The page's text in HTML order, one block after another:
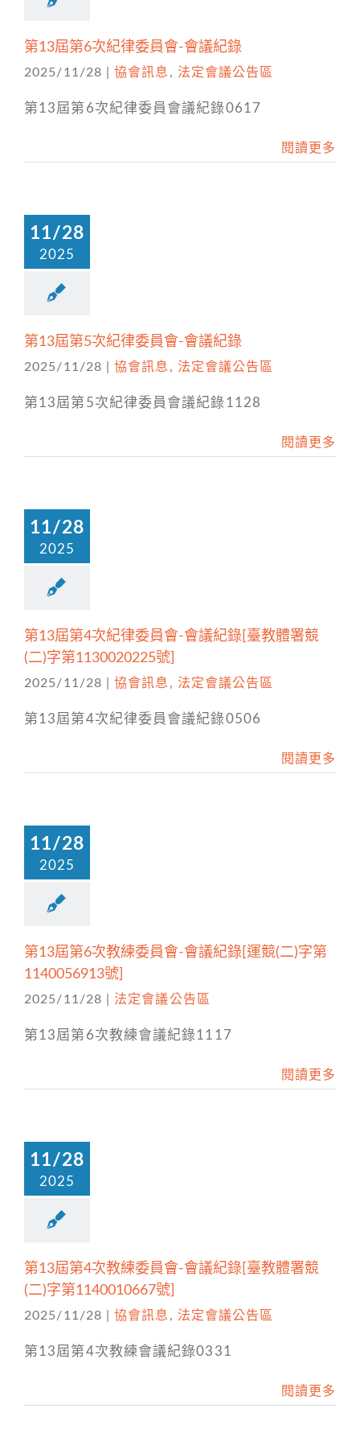
第13屆第6次紀律委員會-會議紀錄
2025/11/28 協會訊息 , 法定會議公告區
第13屆第6次紀律委員會議紀錄0617
閱讀更多
11/28
2025
第13屆第5次紀律委員會-會議紀錄
2025/11/28 協會訊息 , 法定會議公告區
第13屆第5次紀律委員會議紀錄1128
閱讀更多
11/28
2025
第13屆第4次紀律委員會-會議紀錄[臺教體署競
(二)字第1130020225號]
2025/11/28 協會訊息 , 法定會議公告區
第13屆第4次紀律委員會議紀錄0506
閱讀更多
11/28
2025
第13屆第6次教練委員會-會議紀錄[運競(二)字第
1140056913號]
2025/11/28 法定會議公告區
第13屆第6次教練會議紀錄1117
閱讀更多
11/28
2025
第13屆第4次教練委員會-會議紀錄[臺教體署競
(二)字第1140010667號]
2025/11/28 協會訊息 , 法定會議公告區
第13屆第4次教練會議紀錄0331
閱讀更多